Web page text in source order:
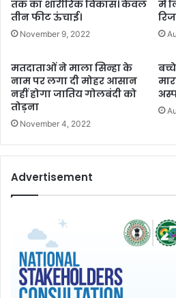
तक का शारीरिक विकास। केवल
तीन फीट ऊंचाई।
November 9, 2022
में
मतदाताओं ने माला सिन्हा के
नाम पर लगा दी मोहर आसान
नहीं होगा जातिय गोलबंदी को
तोड़ना
November 4, 2022
Advertisement